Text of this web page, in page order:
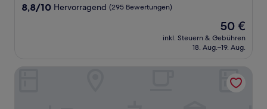
8.8
8,8/10 Hervorragend (295 Bewertungen)
Der
Preis
beträgt
50 €
inkl. Steuern & Gebühren
18. Aug.–19. Aug.